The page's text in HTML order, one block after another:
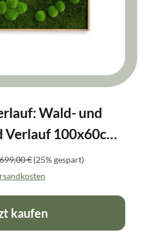
Wald- und
Verlauf 100x60cm
Regulärer Preis:
€ (25% gespart)
kaufen